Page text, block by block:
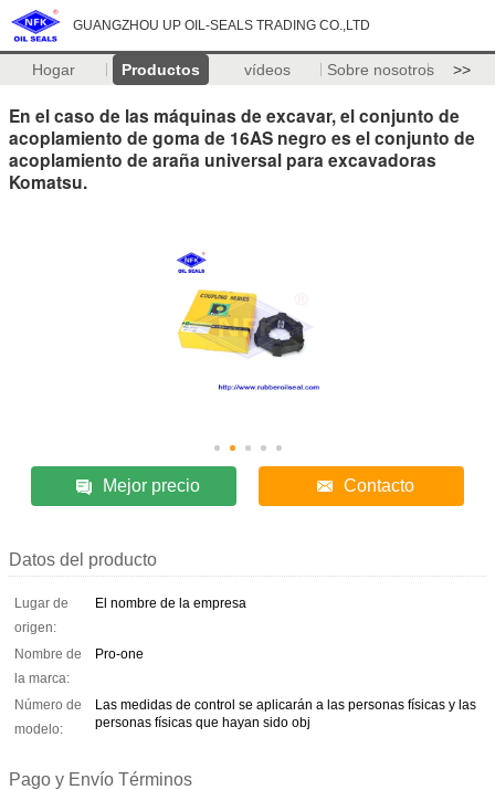
GUANGZHOU UP OIL-SEALS TRADING CO.,LTD
Hogar Productos vídeos Sobre nosotros >>
En el caso de las máquinas de excavar, el conjunto de
acoplamiento de goma de 16AS negro es el conjunto de
acoplamiento de araña universal para excavadoras
Komatsu.
Mejor precio Contacto
Datos del producto
Lugar de
origen:
El nombre de la empresa
Nombre de
la marca:
Pro-one
Número de
modelo:
Las medidas de control se aplicarán a las personas físicas y las
personas físicas que hayan sido obj
Pago y Envío Términos